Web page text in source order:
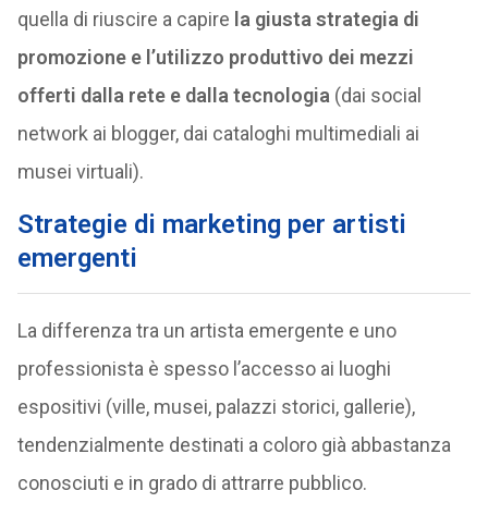
quella di riuscire a capire la giusta strategia di
promozione e l’utilizzo produttivo dei mezzi
offerti dalla rete e dalla tecnologia (dai social
network ai blogger, dai cataloghi multimediali ai
musei virtuali).
Strategie di marketing per artisti
emergenti
La differenza tra un artista emergente e uno
professionista è spesso l’accesso ai luoghi
espositivi (ville, musei, palazzi storici, gallerie),
tendenzialmente destinati a coloro già abbastanza
conosciuti e in grado di attrarre pubblico.